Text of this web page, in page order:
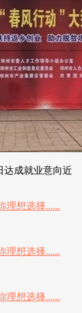
达成就业意向近